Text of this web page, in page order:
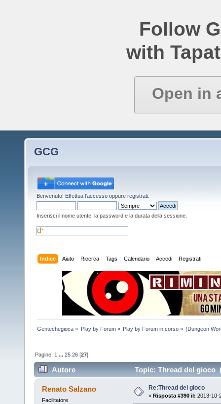
Follow
with
Open in
GCG
Benvenuto! Effettua l'accesso oppure registrati
Inserisci il nome utente, la password e la durata della sessione.
Indice Aiuto Ricerca Tags Calendario Accedi Registrati
Gentechegioca » Play by Forum» Play by Forum in corso» (Dungeon
Pagine: 1 ...25 26 [27]
Autore Topic: Thread del gioco
Renato Salzano
Facilitatore
Re:Thread del gioco
« Risposta #390 il: 2013-10-